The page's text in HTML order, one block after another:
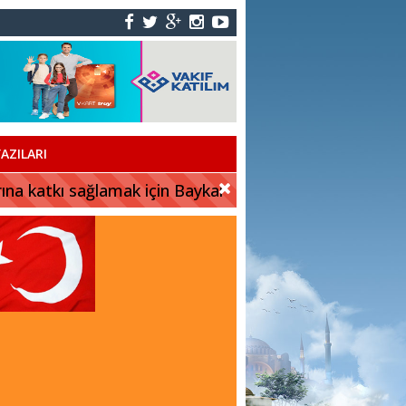
katkı sağlamak için Baykar